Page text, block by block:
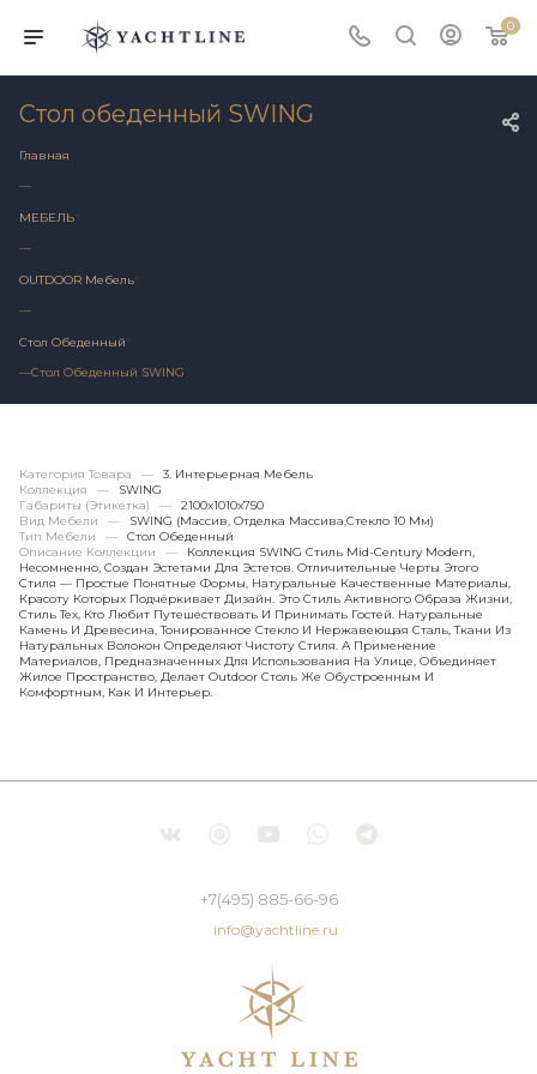
0
Стол обеденный SWING
Главная
—
МЕБЕЛЬ
—
OUTDOOR Мебель
—
Стол Обеденный
—Стол Обеденный SWING
Категория Товара —
3. Интерьерная Мебель
Коллекция
—
SWING
Габариты (этикетка)
—
2100x1010x750
Вид Мебели
—
SWING (массив, Отделка Массива,стекло 10 Мм)
Тип Мебели
—
Стол Обеденный
Описание Коллекции
—
Коллекция SWING Стиль Mid-Century Modern,
Несомненно, Создан Эстетами Для Эстетов. Отличительные Черты Этого
Стиля — Простые Понятные Формы, Натуральные Качественные Материалы,
Красоту Которых Подчёркивает Дизайн. Это Стиль Активного Образа Жизни,
Стиль Тех, Кто Любит Путешествовать И Принимать Гостей. Натуральные
Камень И Древесина, Тонированное Стекло И Нержавеющая Сталь, Ткани Из
Натуральных Волокон Определяют Чистоту Стиля. А Применение
Материалов, Предназначенных Для Использования На Улице, Объединяет
Жилое Пространство, Делает Outdoor Столь Же Обустроенным И
Комфортным, Как И Интерьер.
+7(495) 885-66-96
info@yachtline.ru